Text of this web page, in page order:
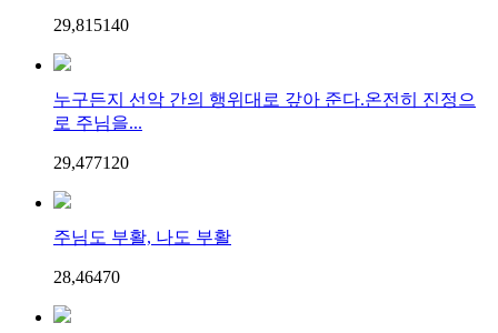
29,815140
누구든지 선악 간의 행위대로 갚아 준다.온전히 진정으
로 주님을...
29,477120
주님도 부활, 나도 부활
28,46470